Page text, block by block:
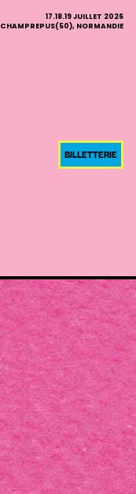
17.18.19 JUILLET 2026
CHAMPREPUS(50), NORMANDIE
BILLETTERIE